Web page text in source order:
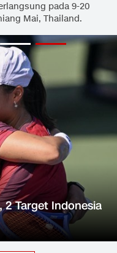
pada 9-20
Mai, Thailand.
2 Target Indonesia